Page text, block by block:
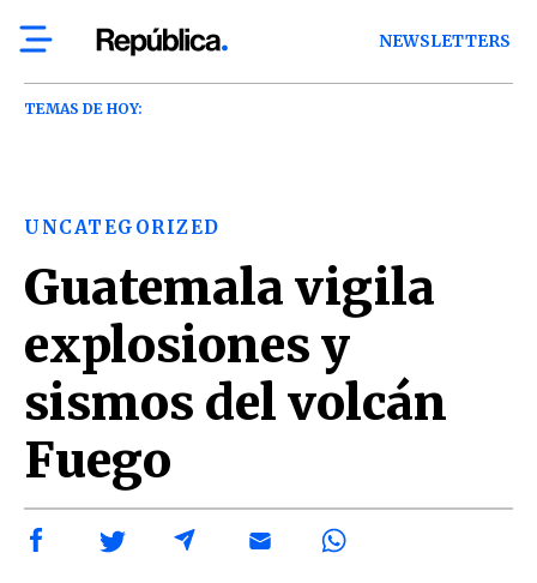
NEWSLETTERS
TEMAS DE HOY:
UNCATEGORIZED
Guatemala vigila
explosiones y
sismos del volcán
Fuego